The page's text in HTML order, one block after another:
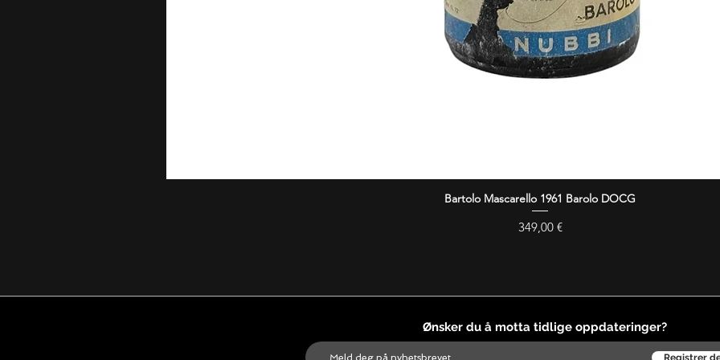
Hurtigvisning
Bartolo Mascarello 1961 Barolo DOCG
Pris
349,00 €
Ønsker du å motta tidlige oppdateringer?
Registrer